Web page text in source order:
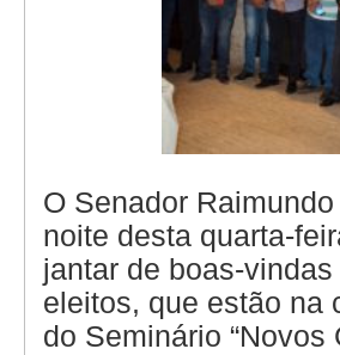
O Senador
noite desta quarta-
jantar de boas-
eleitos, que estão na
do Seminário “Novos